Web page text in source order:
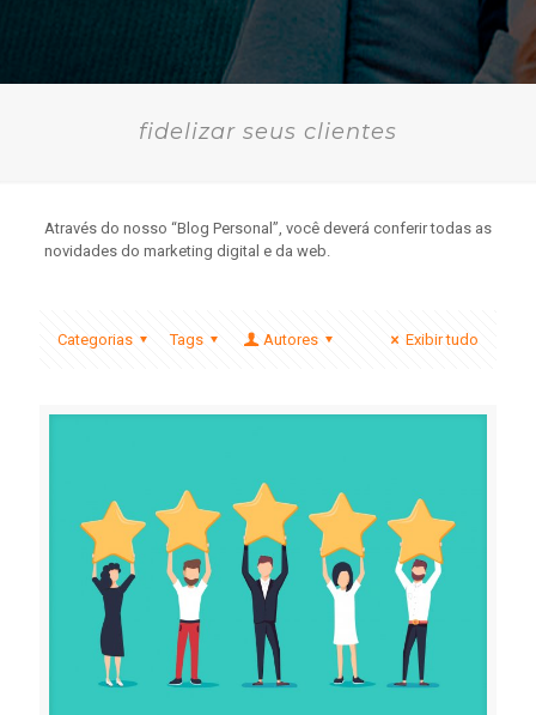
fidelizar seus clientes
Através do nosso “Blog Personal”, você deverá conferir todas as
novidades do marketing digital e da web.
Categorias Tags Autores Exibir tudo